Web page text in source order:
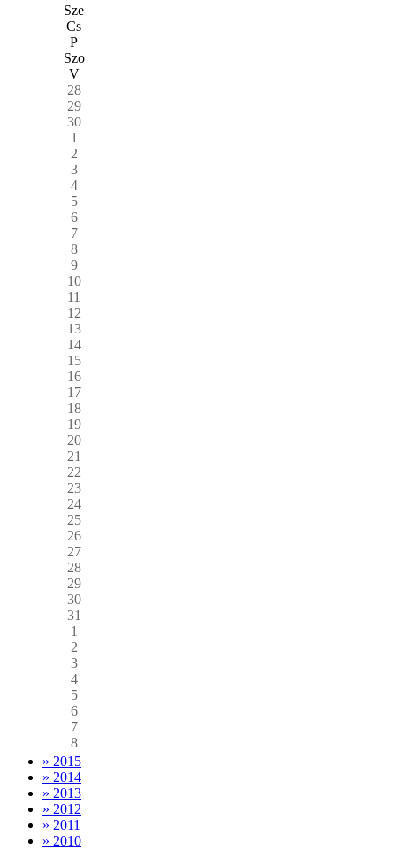
Sze
Cs
P
Szo
V
28
29
30
1
2
3
4
5
6
7
8
9
10
11
12
13
14
15
16
17
18
19
20
21
22
23
24
25
26
27
28
29
30
31
1
2
3
4
5
6
7
8
» 2015
» 2014
» 2013
» 2012
» 2011
» 2010